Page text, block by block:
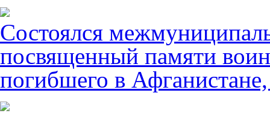
Состоялся
посвященный памяти
погибшего в